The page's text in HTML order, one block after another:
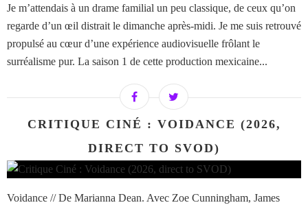
Je m’attendais à un drame familial un peu classique, de ceux qu’on
regarde d’un œil distrait le dimanche après-midi. Je me suis retrouvé
propulsé au cœur d’une expérience audiovisuelle frôlant le
surréalisme pur. La saison 1 de cette production mexicaine...
CRITIQUE CINÉ : VOIDANCE (2026,
DIRECT TO SVOD)
Voidance // De Marianna Dean. Avec Zoe Cunningham, James